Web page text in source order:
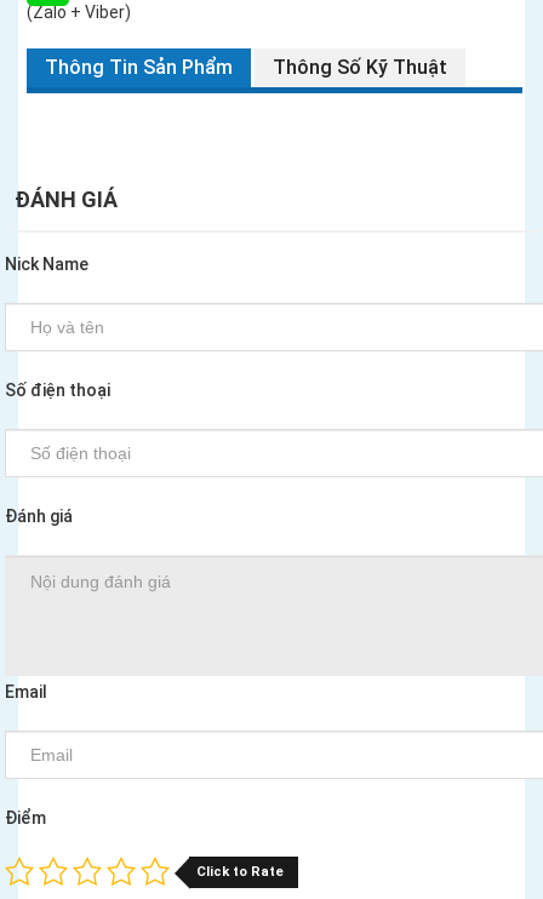
(Zalo + Viber)
Thông Tin Sản Phẩm Thông Số Kỹ Thuật
ĐÁNH GIÁ
Nick Name
Số điện thoại
Đánh giá
Email
Điểm
Click to Rate